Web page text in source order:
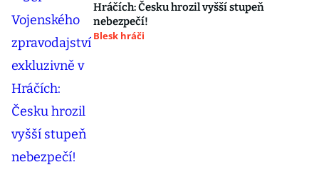
Hráčích: Česku hrozil vyšší stupeň
nebezpečí!
Blesk hráči